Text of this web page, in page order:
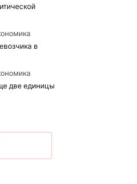
в
две единицы